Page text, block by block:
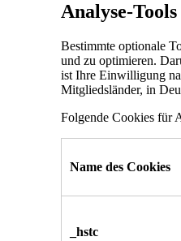
Analyse-Tools
Bestimmte optionale
und zu optimieren.
ist Ihre Einwilligung
Mitgliedsländer, in
Folgende Cookies für
Name des Cookies
_hstc